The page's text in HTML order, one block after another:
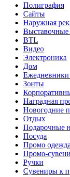
Полиграфия
Сайты
Наружная
Выставочные
BTL
Видео
Электроника
Дом
Зонты
Наградная
Новогодние
Отдых
Подарочные
Посуда
Промо одежда
Промо-
Ручки
Сувениры к